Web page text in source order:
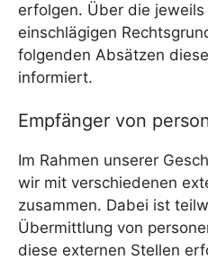
erfolgen. Über die jeweils
einschlägigen
folgenden Absätzen
informiert.
Empfänger von
Im Rahmen unserer
wir mit verschiedenen
zusammen. Dabei ist
Übermittlung von
diese externen Stellen